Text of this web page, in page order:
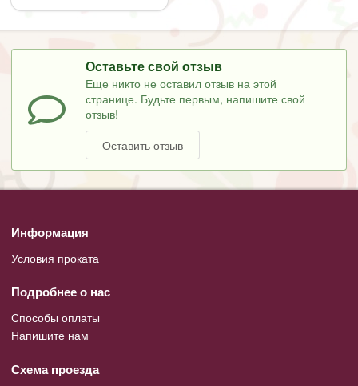
Оставьте свой отзыв
Еще никто не оставил отзыв на этой
странице. Будьте первым, напишите свой
отзыв!
Оставить отзыв
Информация
Условия проката
Подробнее о нас
Способы оплаты
Напишите нам
Схема проезда